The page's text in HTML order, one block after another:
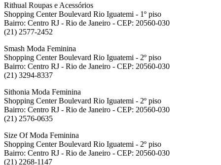
Rithual Roupas e Acessórios
Shopping Center Boulevard Rio Iguatemi - 1º piso
Bairro: Centro RJ - Rio de Janeiro - CEP: 20560-030
(21) 2577-2452
Smash Moda Feminina
Shopping Center Boulevard Rio Iguatemi - 2º piso
Bairro: Centro RJ - Rio de Janeiro - CEP: 20560-030
(21) 3294-8337
Sithonia Moda Feminina
Shopping Center Boulevard Rio Iguatemi - 2º piso
Bairro: Centro RJ - Rio de Janeiro - CEP: 20560-030
(21) 2576-0635
Size Of Moda Feminina
Shopping Center Boulevard Rio Iguatemi - 2º piso
Bairro: Centro RJ - Rio de Janeiro - CEP: 20560-030
(21) 2268-1147